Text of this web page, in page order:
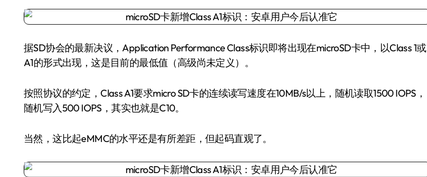
据SD协会的最新决议，Application Performance Class标识即将出现在microSD卡中，以Class 1或
A1的形式出现，这是目前的最低值（高级尚未定义）。
按照协议的约定，Class A1要求micro SD卡的连续读写速度在10MB/s以上，随机读取1500 IOPS，
随机写入500 IOPS，其实也就是C10。
当然，这比起eMMC的水平还是有所差距，但起码直观了。